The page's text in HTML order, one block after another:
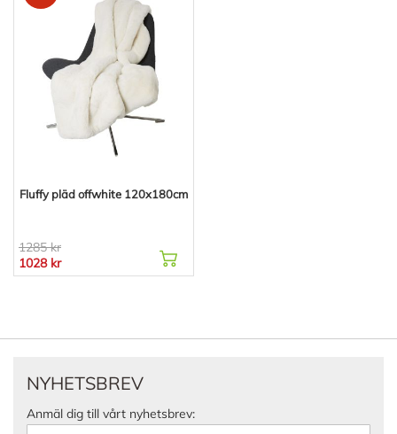
Fluffy pläd offwhite 120x180cm
1285 kr
1028 kr
NYHETSBREV
Anmäl dig till vårt nyhetsbrev: